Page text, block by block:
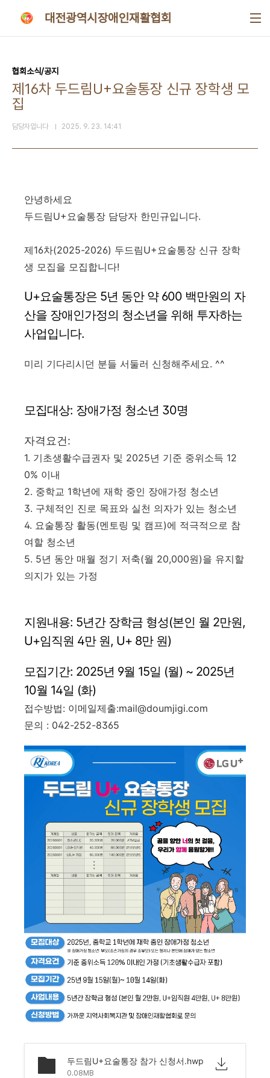
대전광역시장애인재활협회
협회소식/공지
제16차 두드림U+요술통장 신규 장학생 모
집
담당자입니다 2025. 9. 23. 14:41
안녕하세요
두드림U+요술통장 담당자 한민규입니다.
제16차(2025-2026) 두드림U+요술통장 신규 장학
생 모집을 모집합니다!
U+요술통장은 5년 동안 약 600 백만원의 자
산을 장애인가정의 청소년을 위해 투자하는
사업입니다.
미리 기다리시던 분들 서둘러 신청해주세요. ^^
모집대상: 장애가정 청소년 30명
자격요건:
1. 기초생활수급권자 및 2025년 기준 중위소득 12
0% 이내
2. 중학교 1학년에 재학 중인 장애가정 청소년
3. 구체적인 진로 목표와 실천 의자가 있는 청소년
4. 요술통장 활동(멘토링 및 캠프)에 적극적으로 참
여할 청소년
5. 5년 동안 매월 정기 저축(월 20,000원)을 유지할
의지가 있는 가정
지원내용: 5년간 장학금 형성(본인 월 2만원,
U+임직원 4만 원, U+ 8만 원)
모집기간: 2025년 9월 15일 (월) ~ 2025년
10월 14일 (화)
접수방법: 이메일제출:mail@doumjigi.com
문의 : 042-252-8365
두드림U+요술통장 참가 신청서.hwp
0.08MB